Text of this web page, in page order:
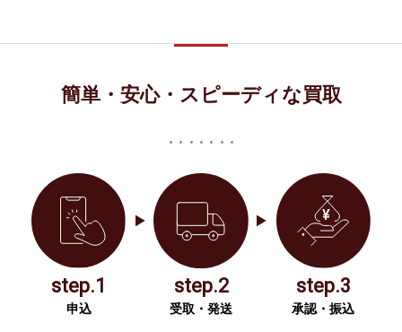
簡単・安心・スピーディな買取
step.1
申込
step.2
受取・発送
step.3
承認・振込